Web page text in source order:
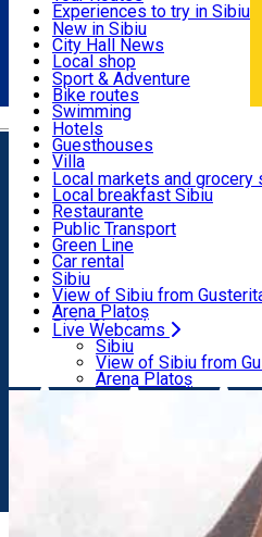
Română
Activities & Adventure
Accommodation
Food, Drinks & Nightlife
Transport & Parking
Live Webcams
Experiences to try in Sibiu
Podcast
Culture
Museums
Churches
Parks, Zoo
County of Sibiu
New in Sibiu
City Hall News
Local shop
Sibiu artisans
Sibiul Verde
Public services
Education
How do I get to Sibiu
Tourist Info
Tour Guides
Guided tours
Publicații locale
Beauty salons
Sport & Adventure
Bike routes
Swimming
Riding
Indoor activities
Loc de joacă indoor
Loc de joacă outdoor
Ski
Ice skating
Yoga
Hotels
Guesthouses
Villa
Hostels
Motel
Camping
Renting rooms
Rooms for rent
Accommodation outside
Local markets and grocery
Local breakfast Sibiu
Restaurante
Pizza
Fast Food
Coffee
Sweets
Pub, Bar
Night clubs
Bakeries
Public Transport
Green Line
Car rental
Rent a bike
Scooter rentals
Taxi
Ride Sharing
Parking tickets
Parking places
Electric vehicle charging
Sibiu
View of Sibiu from
Arena Platoș
Live Webcams
Sibiu
View of Sibiu from
Arena Platoș
Home Experiences in Sibiu
ieri și de azi